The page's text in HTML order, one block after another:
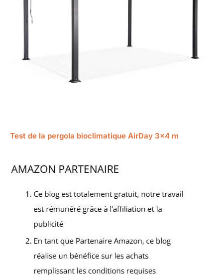
Test de la pergola bioclimatique AirDay 3×4 m